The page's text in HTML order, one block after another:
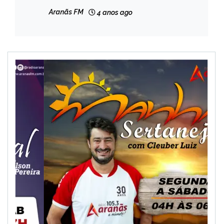
Aranãs FM 4 anos ago